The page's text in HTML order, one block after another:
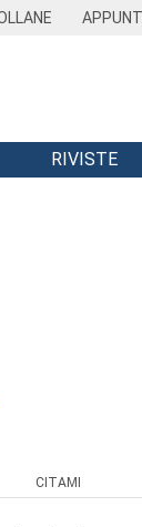
RIVISTE
CITAMI